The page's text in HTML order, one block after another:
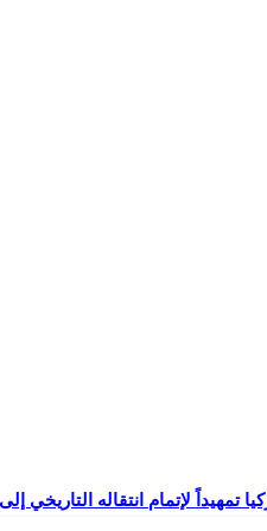
تمهيداً لإتمام انتقاله التاريخي